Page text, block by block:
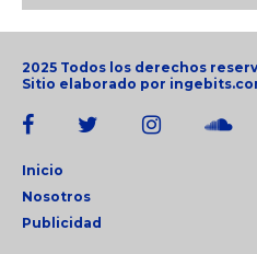
2025 Todos los derechos
Sitio elaborado por
Inicio
Nosotros
Publicidad